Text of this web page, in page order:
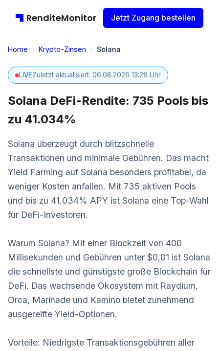
RenditeMonitor Jetzt Zugang bestellen
Home › Krypto-Zinsen › Solana
LIVEZuletzt aktualisiert: 06.08.2026 13:28 Uhr
Solana DeFi-Rendite: 735 Pools bis
zu 41.034%
Solana überzeugt durch blitzschnelle
Transaktionen und minimale Gebühren. Das macht
Yield Farming auf Solana besonders profitabel, da
weniger Kosten anfallen. Mit 735 aktiven Pools
und bis zu 41.034% APY ist Solana eine Top-Wahl
für DeFi-Investoren.
Warum Solana? Mit einer Blockzeit von 400
Millisekunden und Gebühren unter $0,01 ist Solana
die schnellste und günstigste große Blockchain für
DeFi. Das wachsende Ökosystem mit Raydium,
Orca, Marinade und Kamino bietet zunehmend
ausgereifte Yield-Optionen.
Vorteile: Niedrigste Transaktionsgebühren aller